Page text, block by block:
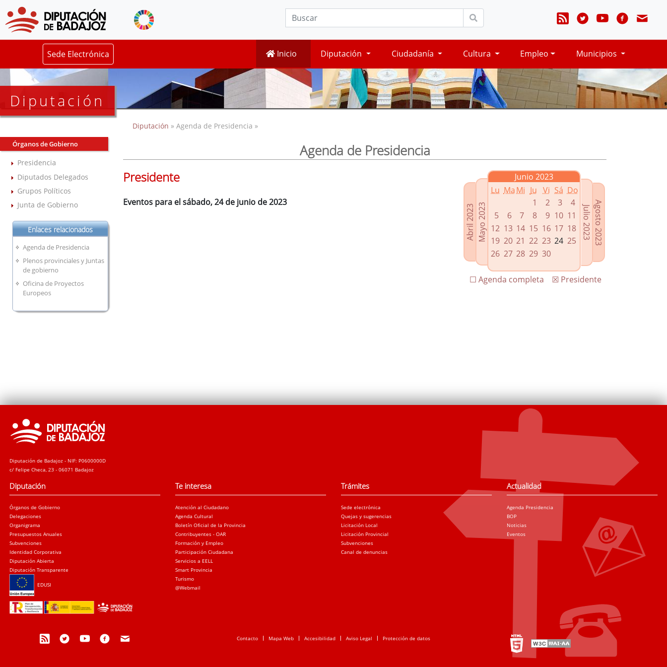
Sede Electrónica Inicio Diputación Ciudadanía Cultura Empleo Municipios
Diputación
Órganos de Gobierno
Presidencia
Diputados Delegados
Grupos Políticos
Junta de Gobierno
Enlaces relacionados
Agenda de Presidencia
Plenos provinciales y Juntas
de gobierno
Oficina de Proyectos
Europeos
Diputación » Agenda de Presidencia »
Agenda de Presidencia
Abril 2023Mayo 2023
Junio 2023
Lu MaMi Ju Vi Sá Do
1
2 3
4
5
6 7 8 9 10 11
12 13 14 15 16 17 18
19 20 21 22 23 24 25
26 27 28 29 30
Agosto 2023
Julio 2023
☒ Presidente
☐ Agenda completa
Presidente
Eventos para el sábado, 24 de junio de 2023
Diputación de Badajoz - NIF: P0600000D
c/ Felipe Checa, 23 - 06071 Badajoz
Diputación
Órganos de Gobierno
Delegaciones
Organigrama
Presupuestos Anuales
Subvenciones
Identidad Corporativa
Diputación Abierta
Diputación Transparente
EDUSI
Te interesa
Atención al Ciudadano
Agenda Cultural
Boletín Oficial de la Provincia
Contribuyentes - OAR
Formación y Empleo
Participación Ciudadana
Servicios a EELL
Smart Provincia
Turismo
@Webmail
Trámites
Sede electrónica
Quejas y sugerencias
Licitación Local
Licitación Provincial
Subvenciones
Canal de denuncias
Actualidad
Agenda Presidencia
BOP
Noticias
Eventos
Contacto Mapa Web Accesibilidad Aviso Legal Protección de datos